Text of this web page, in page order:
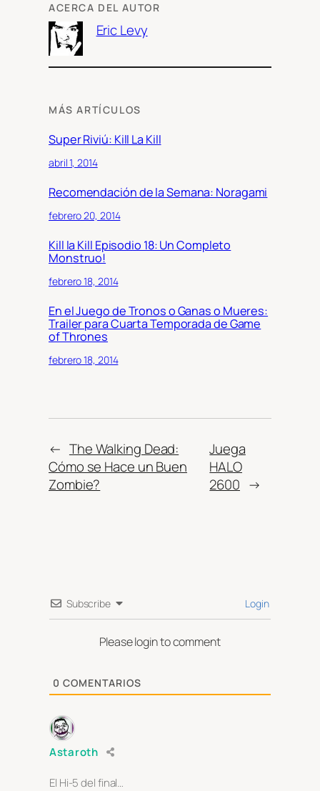
ACERCA DEL AUTOR
Eric Levy
MÁS ARTÍCULOS
Super Riviú: Kill La Kill
abril 1, 2014
Recomendación de la Semana: Noragami
febrero 20, 2014
Kill la Kill Episodio 18: Un Completo
Monstruo!
febrero 18, 2014
En el Juego de Tronos o Ganas o Mueres:
Trailer para Cuarta Temporada de Game
of Thrones
febrero 18, 2014
← The Walking Dead:
Cómo se Hace un Buen
Zombie?
Juega
HALO
2600 →
Subscribe Login
Please login to comment
0 COMENTARIOS
Astaroth
El Hi-5 del final…